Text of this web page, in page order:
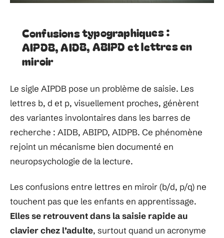
Confusions typographiques :
AIPDB, AIDB, ABIPD et lettres en
miroir
Le sigle AIPDB pose un problème de saisie. Les
lettres b, d et p, visuellement proches, génèrent
des variantes involontaires dans les barres de
recherche : AIDB, ABIPD, AIDPB. Ce phénomène
rejoint un mécanisme bien documenté en
neuropsychologie de la lecture.
Les confusions entre lettres en miroir (b/d, p/q) ne
touchent pas que les enfants en apprentissage.
Elles se retrouvent dans la saisie rapide au
clavier chez l’adulte, surtout quand un acronyme